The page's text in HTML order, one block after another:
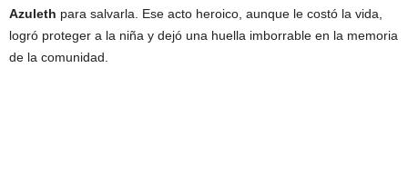
Azuleth para salvarla. Ese acto heroico, aunque le costó la vida,
logró proteger a la niña y dejó una huella imborrable en la memoria
de la comunidad.